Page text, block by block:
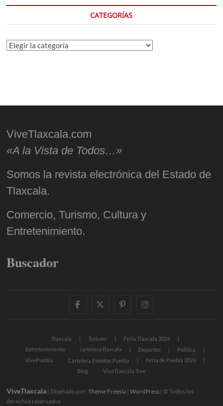
CATEGORÍAS
Categorías
ViveTlaxcala.com
«A la Vista de Todos…»
Somos la revista electrónica del Estado de
Tlaxcala.
Comercio, Turismo, Cultura y
Entretenimiento.
Buscador
facebooktwitter
pinterestinstagram
Tlaxcala Turismo
Feria Tlaxcala 2026
Entretenimiento
cartelera tlaxcala Deportes
Política
VivePuebla
Cartelera Eventos Puebla
Feria de Puebla 2026
Blog
ViveTlaxcala Tree
ViveTlaxcala | Diseñado por:Theme Freesia |WordPress | © Todos los
derechos reservados